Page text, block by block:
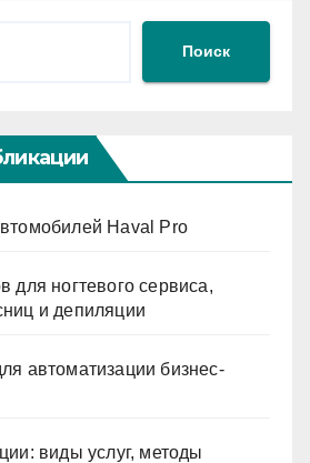
Поиск
Haval Pro
для ногтевого сервиса,
и депиляции
автоматизации бизнес-
виды услуг, методы